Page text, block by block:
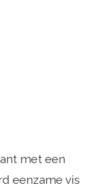
met een
eenzame vis